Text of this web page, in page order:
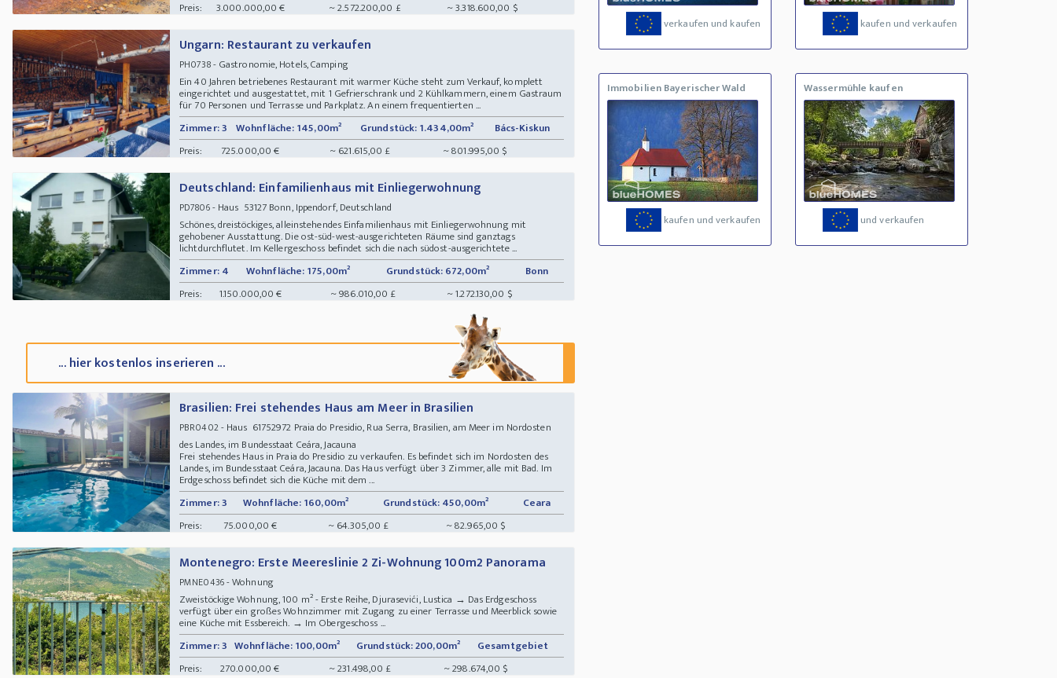
Preis:
3.000.000,00 € ~ 2.572.200,00 £ ~ 3.318.600,00 $
Ungarn: Restaurant zu verkaufen
PH0738- Gastronomie, Hotels, Camping
Ein 40 Jahren betriebenes Restaurant mit warmer Küche steht zum Verkauf, komplett
eingerichtet und ausgestattet, mit 1 Gefrierschrank und 2 Kühlkammern, einem Gastraum
für 70 Personen und Terrasse und Parkplatz. An einem frequentierten ...
Zimmer: 3 Wohnfläche: 145,00m² Grundstück: 1.434,00m²
Bács-Kiskun
Preis:
725.000,00 € ~ 621.615,00 £ ~ 801.995,00 $
Deutschland: Einfamilienhaus mit Einliegerwohnung
PD7806- Haus 53127 Bonn, Ippendorf, Deutschland
Schönes, dreistöckiges, alleinstehendes Einfamilienhaus mit Einliegerwohnung mit
gehobener Ausstattung. Die ost-süd-west-ausgerichteten Räume sind ganztags
lichtdurchflutet. Im Kellergeschoss befindet sich die nach südost-ausgerichtete ...
Zimmer: 4
Wohnfläche: 175,00m² Grundstück: 672,00m²
Bonn
Preis:
1.150.000,00 € ~ 986.010,00 £ ~ 1.272.130,00 $
... hier kostenlos inserieren ...
Brasilien: Frei stehendes Haus am Meer in Brasilien
PBR0402- Haus 61752972 Praia do Presidio, Rua Serra, Brasilien, am Meer im Nordosten
des Landes, im Bundesstaat Ceára, Jacauna
Frei stehendes Haus in Praia do Presidio zu verkaufen. Es befindet sich im Nordosten des
Landes, im Bundesstaat Ceára, Jacauna. Das Haus verfügt über 3 Zimmer, alle mit Bad. Im
Erdgeschoss befindet sich die Küche mit dem ...
Zimmer: 3
Wohnfläche: 160,00m² Grundstück: 450,00m²
Ceara
Preis:
75.000,00 € ~ 64.305,00 £ ~ 82.965,00 $
Montenegro: Erste Meereslinie 2 Zi-Wohnung 100m2 Panorama
PMNE0436- Wohnung
Zweistöckige Wohnung, 100 m² - Erste Reihe, Djurasevići, Lustica → Das Erdgeschoss
verfügt über ein großes Wohnzimmer mit Zugang zu einer Terrasse und Meerblick sowie
eine Küche mit Essbereich. → Im Obergeschoss ...
Zimmer: 3 Wohnfläche: 100,00m² Grundstück: 200,00m²
Gesamtgebiet
Preis:
270.000,00 € ~ 231.498,00 £ ~ 298.674,00 $
verkaufen und kaufen kaufen und verkaufen
Immobilien Bayerischer Wald
kaufen und verkaufen
Wassermühle kaufen
und verkaufen